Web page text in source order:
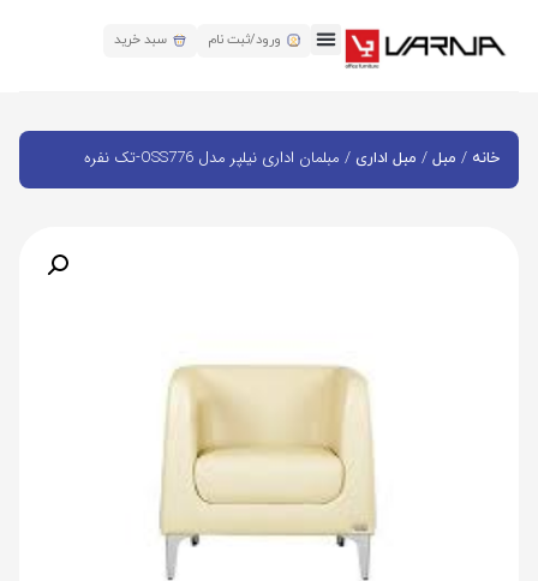
ورود/ثبت نام سبد خرید
خانه / مبل / مبل اداری / مبلمان اداری نیلپر مدل OSS776-تک نفره